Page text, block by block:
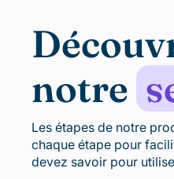
notre
Les étapes de notre
chaque étape pour
devez savoir pour